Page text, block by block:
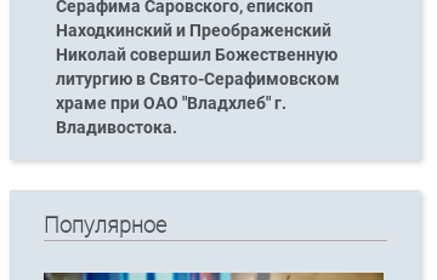
Серафима Саровского, епископ
Находкинский и Преображенский
Николай совершил Божественную
литургию в Свято-Серафимовском
храме при ОАО "Владхлеб" г.
Владивостока.
Популярное